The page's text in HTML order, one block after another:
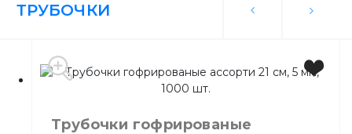
ТРУБОЧКИ
Трубочки гофрированые